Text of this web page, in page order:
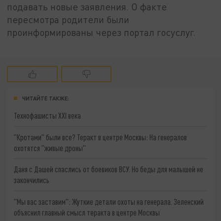
подавать новые заявления. О факте
пересмотра родители были
проинформированы через портал госуслуг.
ЧИТАЙТЕ ТАКЖЕ:
Технофашисты XXI века
"Кротами" были все? Теракт в центре Москвы: На генералов
охотятся "живые дроны"
Даня с Дашей спаслись от боевиков ВСУ. Но беды для малышей не
закончились
"Мы вас заставим": Жуткие детали охоты на генерала. Зеленский
объяснил главный смысл теракта в центре Москвы